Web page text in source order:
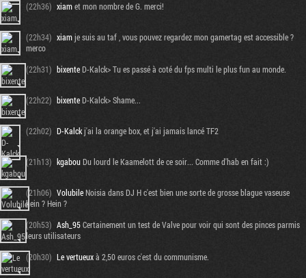
(22h36) xiamet mon nombre de G. merci!
(22h34) xiamje suis au taf , vous pouvez regardez mon gamertag est accessible ?
merco
(22h31) bixenteD-Kalck> Tu es passé à coté du fps multi le plus fun au monde.
(22h22) bixenteD-Kalck> Shame...
(22h02) D-Kalckj'ai la orange box, et j'ai jamais lancé TF2
(21h13) kgabouDu lourd le Kaamelott de ce soir... Comme d'hab en fait :)
(21h06) VolubileNoisia dans DJ H c'est bien une sorte de grosse blague vaseuse
hein ? Hein ?
(20h53) Ash_95Certainement un test de Valve pour voir qui sont des pinces parmis
leurs utilisateurs
(20h30) Le vertueuxà 2,50 euros c'est du communisme.